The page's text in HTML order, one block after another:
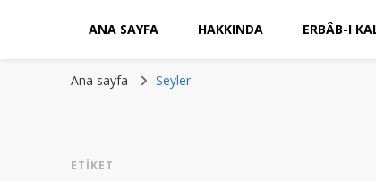
ANA SAYFA HAKKINDA ERBÂB-I
Ana sayfa Seyler
ETIKET